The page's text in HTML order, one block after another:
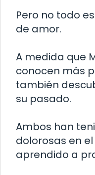
Pero no todo
de amor.
A medida que
conocen más
también
su pasado.
Ambos han
dolorosas en
aprendido a